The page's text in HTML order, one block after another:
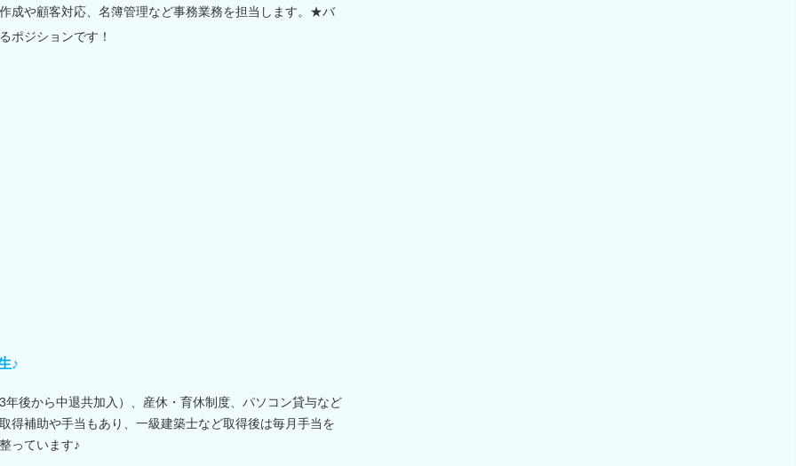
成や顧客対応、名簿管理など事務業務を担当します。★バ
ポジションです！
♪
後から中退共加入）、産休・育休制度、パソコン貸与など
得補助や手当もあり、一級建築士など取得後は毎月手当を
っています♪